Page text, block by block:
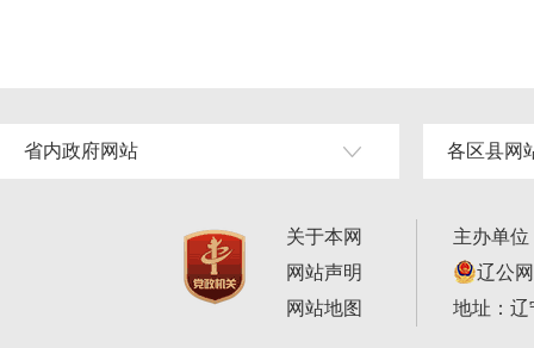
省内政府网站 各区县网
关于本网
网站声明
网站地图
主办单
辽公
地址：辽